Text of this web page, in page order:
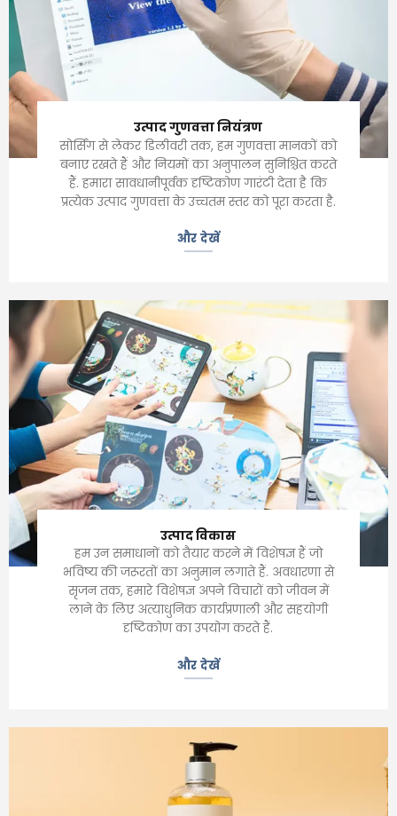
उत्पाद गुणवत्ता नियंत्रण
सोर्सिंग से लेकर डिलीवरी तक, हम गुणवत्ता मानकों को
बनाए रखते हैं और नियमों का अनुपालन सुनिश्चित करते
हैं. हमारा सावधानीपूर्वक दृष्टिकोण गारंटी देता है कि
प्रत्येक उत्पाद गुणवत्ता के उच्चतम स्तर को पूरा करता है.
और देखें
उत्पाद विकास
हम उन समाधानों को तैयार करने में विशेषज्ञ हैं जो
भविष्य की जरूरतों का अनुमान लगाते हैं. अवधारणा से
सृजन तक, हमारे विशेषज्ञ अपने विचारों को जीवन में
लाने के लिए अत्याधुनिक कार्यप्रणाली और सहयोगी
दृष्टिकोण का उपयोग करते हैं.
और देखें